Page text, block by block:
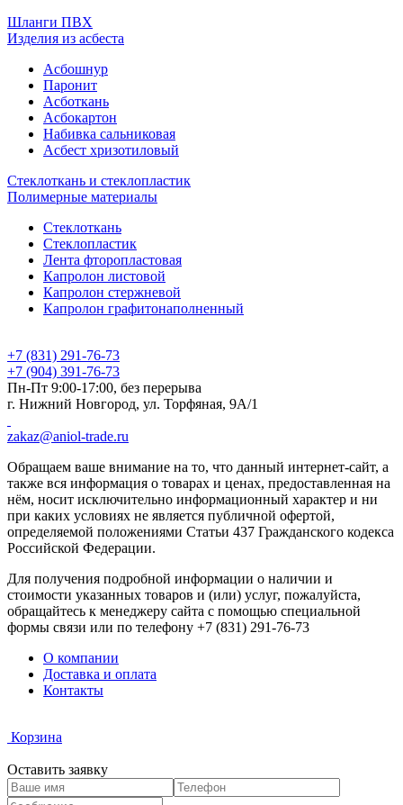
Шланги ПВХ
Изделия из асбеста
Асбошнур
Паронит
Асботкань
Асбокартон
Набивка сальниковая
Асбест хризотиловый
Стеклоткань и стеклопластик
Полимерные материалы
Стеклоткань
Стеклопластик
Лента фторопластовая
Капролон листовой
Капролон стержневой
Капролон графитонаполненный
+7 (831) 291-76-73
+7 (904) 391-76-73
Пн-Пт 9:00-17:00, без перерыва
г. Нижний Новгород, ул. Торфяная, 9А/1
zakaz@aniol-trade.ru
Обращаем ваше внимание на то, что данный интернет-сайт, а
также вся информация о товарах и ценах, предоставленная на
нём, носит исключительно информационный характер и ни
при каких условиях не является публичной офертой,
определяемой положениями Статьи 437 Гражданского кодекса
Российской Федерации.
Для получения подробной информации о наличии и
стоимости указанных товаров и (или) услуг, пожалуйста,
обращайтесь к менеджеру сайта с помощью специальной
формы связи или по телефону +7 (831) 291-76-73
О компании
Доставка и оплата
Контакты
Корзина
Оставить заявку